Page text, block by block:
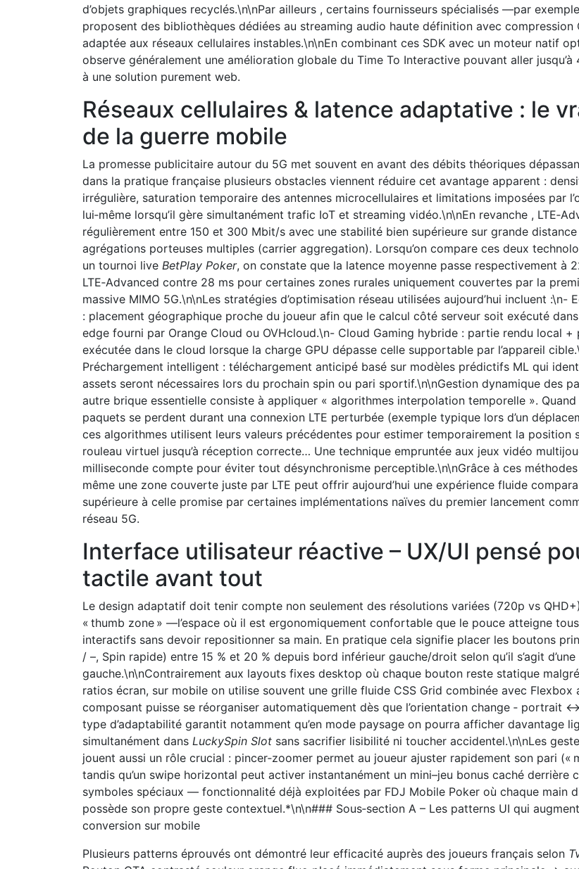
d’objets graphiques recyclés.\n\nPar ailleurs , certains fournisseurs spécialisés —par
proposent des bibliothèques dédiées au streaming audio haute définition avec compression
adaptée aux réseaux cellulaires instables.\n\nEn combinant ces SDK avec un moteur natif
observe généralement une amélioration globale du Time To Interactive pouvant aller jusqu’à
à une solution purement web.
Réseaux cellulaires & latence adaptative : le
de la guerre mobile
La promesse publicitaire autour du 5G met souvent en avant des débits théoriques
dans la pratique française plusieurs obstacles viennent réduire cet avantage apparent :
irrégulière, saturation temporaire des antennes microcellulaires et limitations imposées par
lui‑même lorsqu’il gère simultanément trafic IoT et streaming vidéo.\n\nEn revanche ,
régulièrement entre 150 et 300 Mbit/s avec une stabilité bien supérieure sur grande
agrégations porteuses multiples (carrier aggregation). Lorsqu’on compare ces deux
un tournoi live BetPlay Poker, on constate que la latence moyenne passe respectivement à
LTE‑Advanced contre 28 ms pour certaines zones rurales uniquement couvertes par la
massive MIMO 5G.\n\nLes stratégies d’optimisation réseau utilisées aujourd’hui incluent :\n-
: placement géographique proche du joueur afin que le calcul côté serveur soit exécuté
edge fourni par Orange Cloud ou OVHcloud.\n- Cloud Gaming hybride : partie rendu local +
exécutée dans le cloud lorsque la charge GPU dépasse celle supportable par l’appareil
Préchargement intelligent : téléchargement anticipé basé sur modèles prédictifs ML qui
assets seront nécessaires lors du prochain spin ou pari sportif.\n\nGestion dynamique des
autre brique essentielle consiste à appliquer « algorithmes interpolation temporelle ». Quand
paquets se perdent durant una connexion LTE perturbée (exemple typique lors d’un
ces algorithmes utilisent leurs valeurs précédentes pour estimer temporairement la position
rouleau virtuel jusqu’à réception correcte… Une technique empruntée aux jeux vidéo
milliseconde compte pour éviter tout désynchronisme perceptible.\n\nGrâce à ces
même une zone couverte juste par LTE peut offrir aujourd’hui une expérience fluide
supérieure à celle promise par certaines implémentations naïves du premier lancement
réseau 5G.
Interface utilisateur réactive – UX/UI pensé
tactile avant tout
Le design adaptatif doit tenir compte non seulement des résolutions variées (720p vs
« thumb zone » —l’espace où il est ergonomiquement confortable que le pouce atteigne
interactifs sans devoir repositionner sa main. En pratique cela signifie placer les boutons
/ –, Spin rapide) entre 15 % et 20 % depuis bord inférieur gauche/droit selon qu’il s’agit
gauche.\n\nContrairement aux layouts fixes desktop où chaque bouton reste statique
ratios écran, sur mobile on utilise souvent une grille fluide CSS Grid combinée avec Flexbox
composant puisse se réorganiser automatiquement dès que l’orientation change ‑ portrait
type d’adaptabilité garantit notamment qu’en mode paysage on pourra afficher davantage
simultanément dans LuckySpin Slot sans sacrifier lisibilité ni toucher accidentel.\n\nLes
jouent aussi un rôle crucial : pincer‐zoomer permet au joueur ajuster rapidement son pari («
tandis qu’un swipe horizontal peut activer instantanément un mini–jeu bonus caché derrière
symboles spéciaux — fonctionnalité déjà exploitées par FDJ Mobile Poker où chaque main
possède son propre geste contextuel.*\n\n### Sous‑section A – Les patterns UI qui
conversion sur mobile
Plusieurs patterns éprouvés ont démontré leur efficacité auprès des joueurs français selon